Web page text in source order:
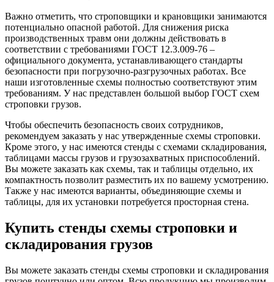
Важно отметить, что строповщики и крановщики занимаются
потенциально опасной работой. Для снижения риска
производственных травм они должны действовать в
соответствии с требованиями ГОСТ 12.3.009-76 –
официального документа, устанавливающего стандарты
безопасности при погрузочно-разгрузочных работах. Все
наши изготовленные схемы полностью соответствуют этим
требованиям. У нас представлен большой выбор ГОСТ схем
строповки грузов.
Чтобы обеспечить безопасность своих сотрудников,
рекомендуем заказать у нас утвержденные схемы строповки.
Кроме этого, у нас имеются стенды с схемами складирования,
таблицами массы грузов и грузозахватных приспособлений.
Вы можете заказать как схемы, так и таблицы отдельно, их
компактность позволит разместить их по вашему усмотрению.
Также у нас имеются варианты, объединяющие схемы и
таблицы, для их установки потребуется просторная стена.
Купить стенды схемы строповки и
складирования грузов
Вы можете заказать стенды схемы строповки и складирования